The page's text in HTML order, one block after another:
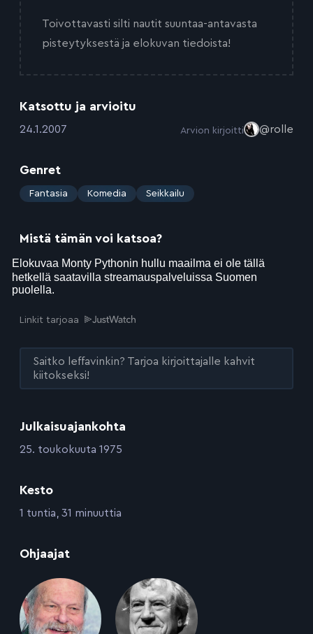
Julkaisuajankohta
:25. toukokuuta 1975
Kesto
:1 tuntia, 31 minuuttia
Ohjaajat
Toivottavasti silti nautit suuntaa-antavasta
pisteytyksestä ja elokuvan tiedoista!
Katsottu ja arvioitu
:24.1.2007 Arvion kirjoitti @rolle
Genret
: Fantasia Komedia Seikkailu
Mistä tämän voi katsoa?
Linkit tarjoaa
Saitko leffavinkin? Tarjoa kirjoittajalle kahvit
kiitokseksi!